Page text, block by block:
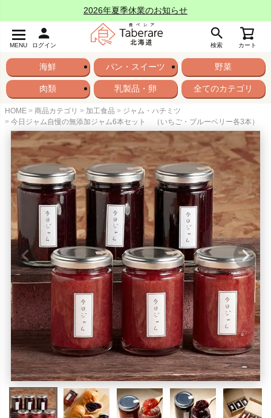
2026年夏季休業のお知らせ
MENU ログイン 検索 カート
海鮮 パン・スイーツ 野菜
肉類 乳製品・卵 全てのカテゴリ
HOME 商品カテゴリ 加工食品
ジャム・ハチミツ
今日ジャム自慢の無添加ジャム6本セット （いちご・ブルーベリー各3本）